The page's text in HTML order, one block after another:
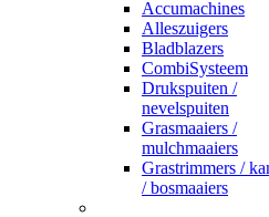
Accumachines
Alleszuigers
Bladblazers
CombiSysteem
Drukspuiten /
nevelspuiten
Grasmaaiers /
mulchmaaiers
Grastrimmers /
/ bosmaaiers